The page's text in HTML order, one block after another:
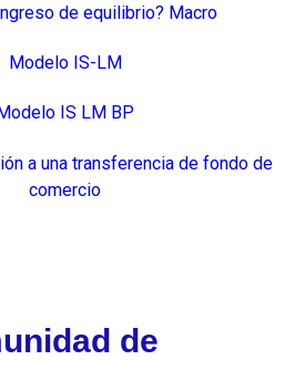
de equilibrio? Macro
Modelo IS-LM
Modelo IS LM BP
a una transferencia de fondo de
comercio
de